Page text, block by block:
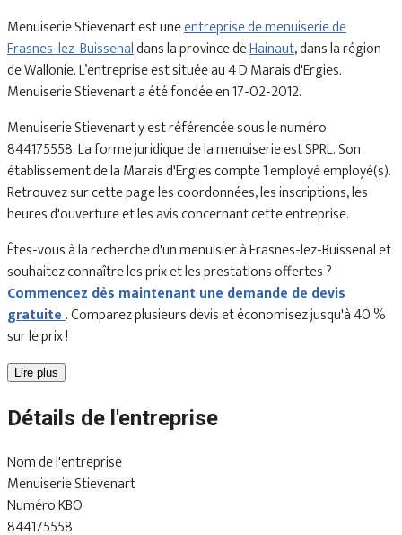
Menuiserie Stievenart est uneentreprise de menuiserie de
Frasnes-lez-Buissenaldans la province deHainaut, dans la région
de Wallonie. L’entreprise est située au 4 D Marais d'Ergies.
Menuiserie Stievenart a été fondée en 17-02-2012.
Menuiserie Stievenart y est référencée sous le numéro
844175558. La forme juridique de la menuiserie est SPRL. Son
établissement de la Marais d'Ergies compte 1 employé employé(s).
Retrouvez sur cette page les coordonnées, les inscriptions, les
heures d'ouverture et les avis concernant cette entreprise.
Êtes-vous à la recherche d'un menuisier à Frasnes-lez-Buissenal et
souhaitez connaître les prix et les prestations offertes ?
Commencez dès maintenant une demande de devis
gratuite. Comparez plusieurs devis et économisez jusqu'à 40 %
sur le prix !
Lire plus
Détails de l'entreprise
Nom de l'entreprise
Menuiserie Stievenart
Numéro KBO
844175558